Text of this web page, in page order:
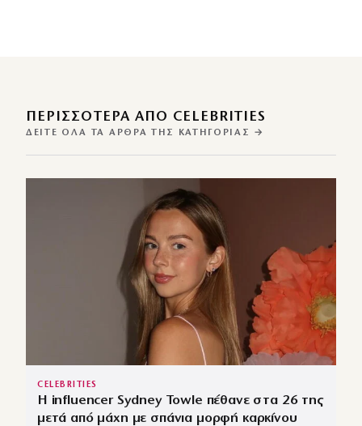
ΠΕΡΙΣΣΌΤΕΡΑ ΑΠΌ CELEBRITIES
ΔΕΊΤΕ ΌΛΑ ΤΑ ΆΡΘΡΑ ΤΗΣ ΚΑΤΗΓΟΡΊΑΣ →
CELEBRITIES
Η influencer Sydney Towle πέθανε στα 26 της
μετά από μάχη με σπάνια μορφή καρκίνου